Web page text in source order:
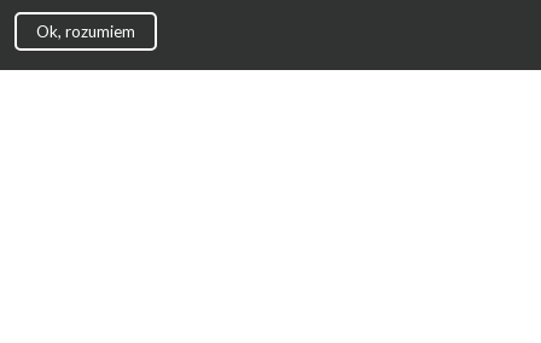
Ok, rozumiem